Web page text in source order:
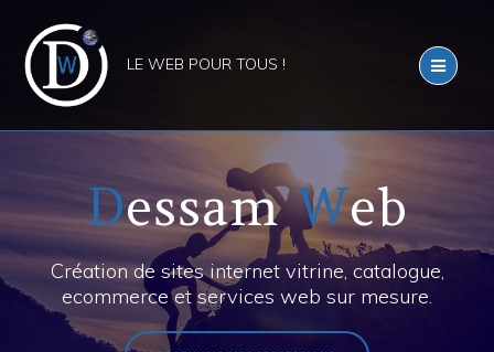
DessamWeb
Création de sitesinternet vitrine, catalogue,
ecommerceet services web sur mesure.